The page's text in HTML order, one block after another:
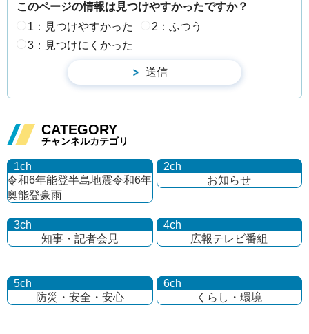
このページの情報は見つけやすかったですか？
1：見つけやすかった
2：ふつう
3：見つけにくかった
CATEGORY
チャンネルカテゴリ
1ch
令和6年能登半島地震令和6年
奥能登豪雨
2ch
お知らせ
3ch
知事・記者会見
4ch
広報テレビ番組
5ch
防災・安全・安心
6ch
くらし・環境